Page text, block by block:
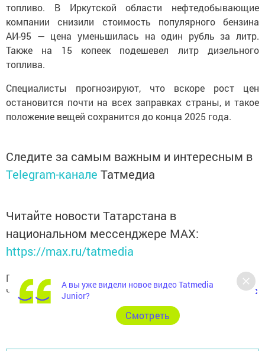
топливо. В Иркутской области нефтедобывающие
компании снизили стоимость популярного бензина
АИ-95 — цена уменьшилась на один рубль за литр.
Также на 15 копеек подешевел литр дизельного
топлива.
Специалисты прогнозируют, что вскоре рост цен
остановится почти на всех заправках страны, и такое
положение вещей сохранится до конца 2025 года.
Следите за самым важным и интересным в
Telegram-канале Татмедиа
Читайте новости Татарстана в
национальном мессенджере MАХ:
https://max.ru/tatmedia
Подписывайтесь на наш
, а также
читайте насВконтакте,Одноклассниках,«Дзен» Макс
А вы уже видели новое видео Tatmedia
Junior?
Cмотреть